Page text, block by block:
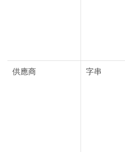
供應商 字串